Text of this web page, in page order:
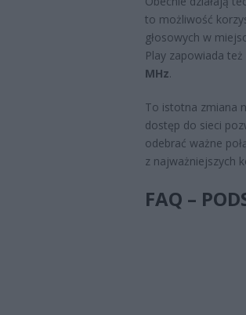
to możliwość
głosowych w
Play zapowiada
MHz.
To istotna zmiana
dostęp do sieci
odebrać ważne
z najważniejszych
FAQ –